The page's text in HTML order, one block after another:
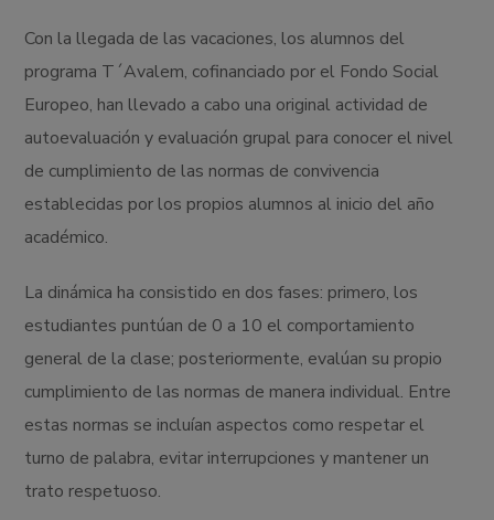
Con la llegada de las vacaciones, los alumnos del
programa T´Avalem, cofinanciado por el Fondo Social
Europeo, han llevado a cabo una original actividad de
autoevaluación y evaluación grupal para conocer el nivel
de cumplimiento de las normas de convivencia
establecidas por los propios alumnos al inicio del año
académico.
La dinámica ha consistido en dos fases: primero, los
estudiantes puntúan de 0 a 10 el comportamiento
general de la clase; posteriormente, evalúan su propio
cumplimiento de las normas de manera individual. Entre
estas normas se incluían aspectos como respetar el
turno de palabra, evitar interrupciones y mantener un
trato respetuoso.